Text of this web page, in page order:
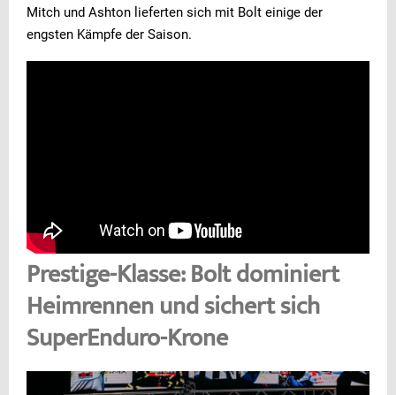
Mitch und Ashton lieferten sich mit Bolt einige der
engsten Kämpfe der Saison.
Prestige-Klasse: Bolt dominiert
Heimrennen und sichert sich
SuperEnduro-Krone